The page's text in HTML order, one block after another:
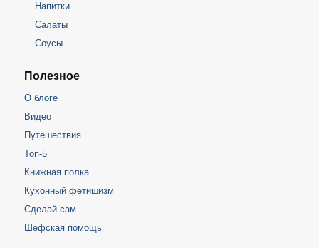
Напитки
Салаты
Соусы
Полезное
О блоге
Видео
Путешествия
Топ-5
Книжная полка
Кухонный фетишизм
Сделай сам
Шефская помощь